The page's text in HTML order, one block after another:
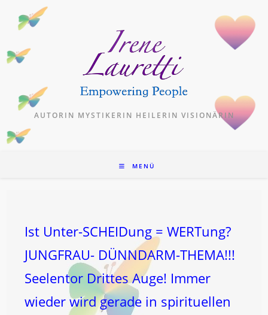
Inhalt
AUTORIN MYSTIKERIN HEILERIN VISIONÄRIN
MENÜ
Ist Unter-SCHEIDung = WERTung?
JUNGFRAU- DÜNNDARM-THEMA!!!
Seelentor Drittes Auge! Immer
wieder wird gerade in spirituellen